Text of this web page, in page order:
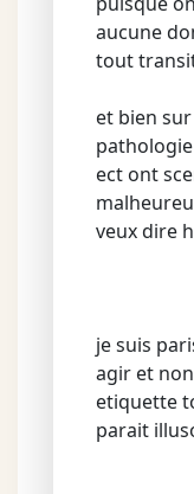
aucune
tout
et bien
ect ont
veux dire
je suis
agir et
etiquette
parait